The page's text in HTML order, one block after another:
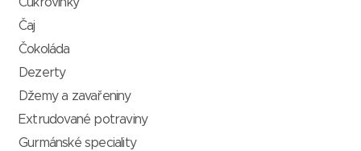
Cukrovinky
Čaj
Čokoláda
Dezerty
Džemy a zavařeniny
Extrudované potraviny
Gurmánské speciality